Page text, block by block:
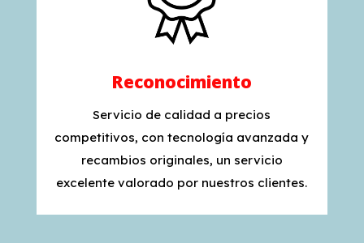
Reconocimiento
Servicio de calidad a precios
competitivos, con tecnología avanzada y
recambios originales, un servicio
excelente valorado por nuestros clientes.